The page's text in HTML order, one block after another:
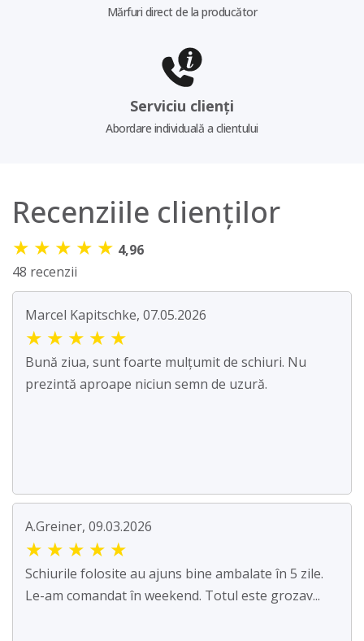
Mărfuri direct de la producător
Serviciu clienți
Abordare individuală a clientului
Recenziile clienților
★ ★ ★ ★ ★ 4,96
48 recenzii
Marcel Kapitschke, 07.05.2026
★ ★ ★ ★ ★
Bună ziua, sunt foarte mulțumit de schiuri. Nu
prezintă aproape niciun semn de uzură.
A.Greiner, 09.03.2026
★ ★ ★ ★ ★
Schiurile folosite au ajuns bine ambalate în 5 zile.
Le-am comandat în weekend. Totul este grozav...